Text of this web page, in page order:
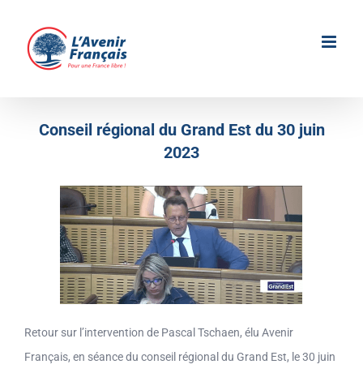
contenu
Conseil régional du Grand Est du 30 juin
2023
Retour sur l’intervention de Pascal Tschaen, élu Avenir
Français, en séance du conseil régional du Grand Est, le 30 juin